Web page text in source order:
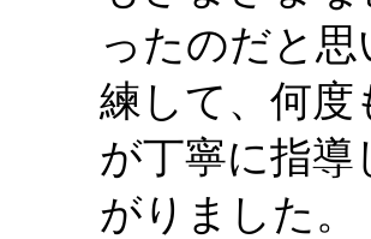
ったのだと
練して、何度
が丁寧に指
がりました。